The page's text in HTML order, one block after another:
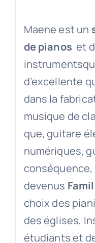
Maene est un
de pianos et
d’excellente
dans la
musique de
que, guitare
numériques,
devenus
choix des
des églises,
étudiants et